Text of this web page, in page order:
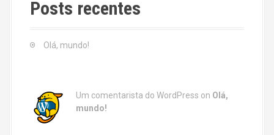
h
Posts recentes
Olá, mundo!
Um comentarista do WordPress on Olá,
mundo!